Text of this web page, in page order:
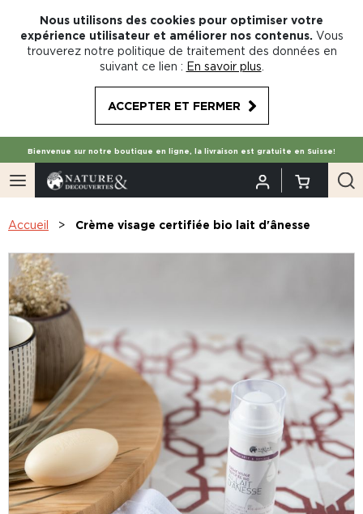
Nous utilisons des cookies pour optimiser votre
expérience utilisateur et améliorer nos contenus. Vous
trouverez notre politique de traitement des données en
suivant ce lien : En savoir plus
ACCEPTER ET FERMER
Bienvenue sur notre boutique en ligne, la livraison est gratuite en Suisse!
Accueil Crème visage certifiée bio lait d'ânesse